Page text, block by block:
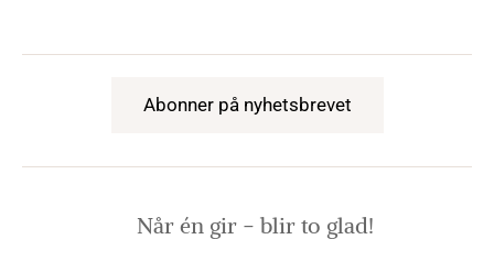
Abonner på nyhetsbrevet
Når én gir − blir to glad!